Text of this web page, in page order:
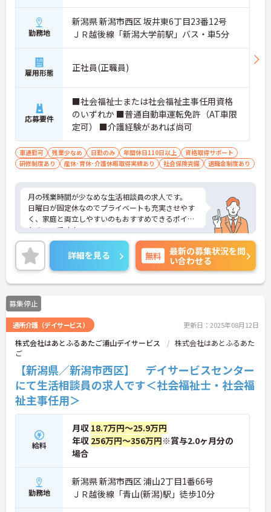
勤務地
新潟県 新潟市西区 坂井東6丁目23番12号
ＪＲ越後線「新潟大学前駅」バス・車5分
雇用形態 正社員(正職員)
応募要件
■社会福祉士または社会福祉主事任用資格
のいずれか ■普通自動車運転免許（AT車限
定可） ■介護経験があれば尚可
車通勤可 残業少なめ 日勤のみ 年間休日110日以上
資格取得サポート
研修制度あり
産休･育休･介護休暇取得実績あり 社会保険完備 退職金制度あり
月の残業時間が少なめな生活相談員の求人です。
日曜日が固定休なのでプライベートも充実させやす
く、家庭と両立しやすいのもおすすめできるポイン
トの一つです！
ご興味ある方には、面接対策ポイントなど、さらに
詳細をお話しいたしますのでお気軽にご相談くださ
い！
詳細を見る 無料
最新の募集状況を問
い合わせる
募集停止
通所介護（デイサービス） 更新日：2025年08月12日
株式会社はあとふるあたご浦山デイサービス
株式会社はあとふるあた
ご
【新潟県／新潟市西区】 デイサービスセンター
にて生活相談員の求人です＜社会福祉士・社会福
祉主事任用＞
給料
月収 18.7万円～25.9万円
年収 256万円～356万円※賞与2.0ヶ月分の
場合
勤務地
新潟県 新潟市西区 浦山2丁目1番66号
ＪＲ越後線「青山(新潟)駅」徒歩10分